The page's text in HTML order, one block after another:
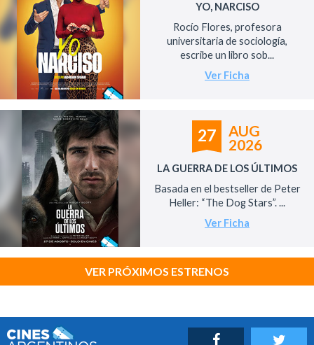
YO, NARCISO
Rocío Flores, profesora
universitaria de sociología,
escribe un libro sob...
Ver Ficha
27
AUG
2026
LA GUERRA DE LOS ÚLTIMOS
Basada en el bestseller de Peter
Heller: “The Dog Stars”. ...
Ver Ficha
VER PRÓXIMOS ESTRENOS